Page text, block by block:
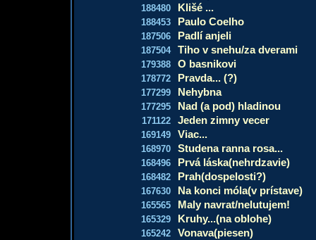
188480 Klišé ...
188453 Paulo Coelho
187506 Padlí anjeli
187504 Tiho v snehu/za dverami
179388 O basnikovi
178772 Pravda... (?)
177299 Nehybna
177295 Nad (a pod) hladinou
171122 Jeden zimny vecer
169149 Viac...
168970 Studena ranna rosa...
168496 Prvá láska(nehrdzavie)
168482 Prah(dospelosti?)
167630 Na konci móla(v prístave)
165565 Maly navrat/nelutujem!
165329 Kruhy...(na oblohe)
165242 Vonava(piesen)